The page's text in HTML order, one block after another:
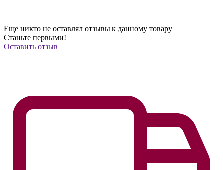
Еще никто не оставлял отзывы к данному товару
Станьте первыми!
Оставить отзыв